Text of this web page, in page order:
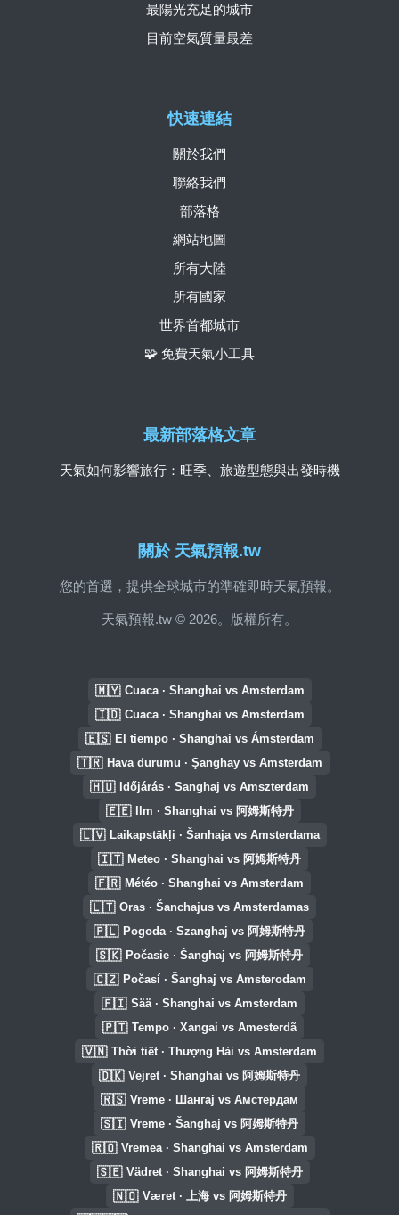
關於 天氣預報.tw
您的首選，提供全球城市的準確即時天氣預報。
天氣預報.tw © 2026。版權所有。
快速連結
關於我們
聯絡我們
部落格
網站地圖
所有大陸
所有國家
世界首都城市
🧩 免費天氣小工具
最陽光充足的城市
目前空氣質量最差
最新部落格文章
天氣如何影響旅行：旺季、旅遊型態與出發時機
🇲🇾 Cuaca · Shanghai vs Amsterdam
🇮🇩 Cuaca · Shanghai vs Amsterdam
🇪🇸 El tiempo · Shanghai vs Ámsterdam
🇹🇷 Hava durumu · Şanghay vs Amsterdam
🇭🇺 Időjárás · Sanghaj vs Amszterdam
🇪🇪 Ilm · Shanghai vs 阿姆斯特丹
🇱🇻 Laikapstākļi · Šanhaja vs Amsterdama
🇮🇹 Meteo · Shanghai vs 阿姆斯特丹
🇫🇷 Météo · Shanghai vs Amsterdam
🇱🇹 Oras · Šanchajus vs Amsterdamas
🇵🇱 Pogoda · Szanghaj vs 阿姆斯特丹
🇸🇰 Počasie · Šanghaj vs 阿姆斯特丹
🇨🇿 Počasí · Šanghaj vs Amsterodam
🇫🇮 Sää · Shanghai vs Amsterdam
🇵🇹 Tempo · Xangai vs Amesterdã
🇻🇳 Thời tiết · Thượng Hải vs Amsterdam
🇩🇰 Vejret · Shanghai vs 阿姆斯特丹
🇷🇸 Vreme · Шангај vs Амстердам
🇸🇮 Vreme · Šanghaj vs 阿姆斯特丹
🇷🇴 Vremea · Shanghai vs Amsterdam
🇸🇪 Vädret · Shanghai vs 阿姆斯特丹
🇳🇴 Været · 上海 vs 阿姆斯特丹